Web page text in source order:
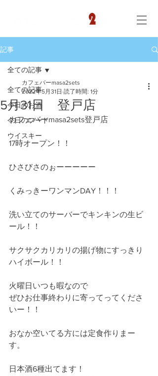
記事
全ての記事
今日のお酒
今日のフード
ウイスキー
全ての記事
5月31日 登戸店
カフェバーmasa2sets
2022年5月31日 読了時間: 1分
カフェバーmasa2sets登戸店
17時オープン！！
ひさびさのぉーーーーー
くみっきーワンマンDAY！！！
洗い立てのサーバーでキンキンの生ビ
ール！！
サクサクカリカリの揚げ物にすっきり
ハイボール！！
火曜日いつも暇なので
ぜひお仕事終わりに寄ってってくださ
いー！！
おなか空いてる方には定食作りまー
す。
日本酒6種出てます！